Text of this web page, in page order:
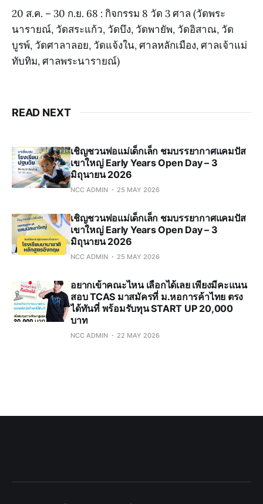
20 ส.ค. – 30 ก.ย. 68 : กิจกรรม 8 วัด 3 ศาล (วัดพระ
นารายณ์, วัดสระแก้ว, วัดบึง, วัดพายัพ, วัดอิสาณ, วัด
บูรพ์, วัดศาลาลอย, วัดแจ้งใน, ศาลหลักเมือง, ศาลเจ้าแม่
ทับทิม, ศาลพระนารายณ์)
READ NEXT
เชิญชวนพ่อแม่เด็กเล็ก ชมบรรยากาศแคมปัส
เขาใหญ่ Early Years Open Day – 3
มิถุนายน 2026
NCC ADMIN 25 MAY 2026
เชิญชวนพ่อแม่เด็กเล็ก ชมบรรยากาศแคมปัส
เขาใหญ่ Early Years Open Day – 3
มิถุนายน 2026
NCC ADMIN 25 MAY 2026
อยากเข้าคณะไหน เลือกได้เลย เพียงมีคะแนน
สอบ TCAS มาสมัครที่ ม.หอการค้าไทย ตรง
ได้ทันที่ พร้อมรับทุน START UP 20,000
บาท
NCC ADMIN 22 MAY 2026